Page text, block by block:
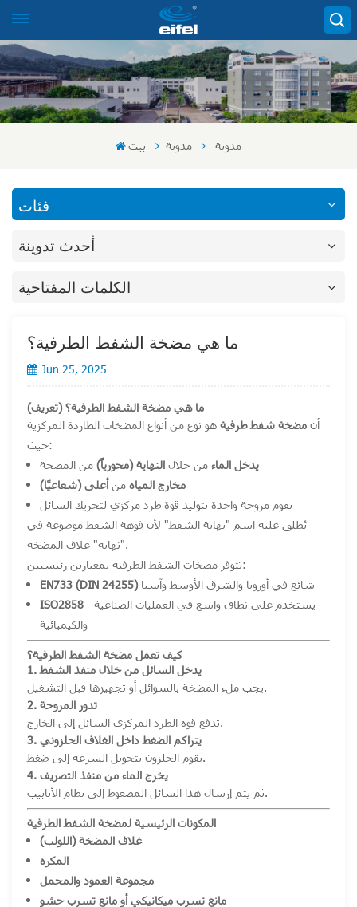
بيت مدونة مدونة
فئات
أحدث تدوينة
الكلمات المفتاحية
ما هي مضخة الشفط الطرفية؟
Jun 25, 2025
ما هي مضخة الشفط الطرفية؟ (تعريف)
أن مضخة شفط طرفيةهو نوع من أنواع المضخات الطاردة المركزية
حيث:
يدخل الماءمن خلال النهاية (محورياً)من المضخة
مخارج المياهمنأعلى (شعاعيًا)
تقوم مروحة واحدة بتوليد قوة طرد مركزي لتحريك السائل
يُطلق عليه اسم "نهاية الشفط"لأن فوهة الشفط موضوعة في
"نهاية" غلاف المضخة.
تتوفر مضخات الشفط الطرفية بمعيارين رئيسيين:
EN733 (DIN 24255) شائع في أوروبا والشرق الأوسط وآسيا
ISO2858 - يستخدم على نطاق واسع في العمليات الصناعية
والكيميائية
كيف تعمل مضخة الشفط الطرفية؟
1. يدخل السائل من خلال منفذ الشفط
يجب ملء المضخة بالسوائل أو تجهيزها قبل التشغيل.
2. تدور المروحة
تدفع قوة الطرد المركزي السائل إلى الخارج.
3. يتراكم الضغط داخل الغلاف الحلزوني
يقوم الحلزون بتحويل السرعة إلى ضغط.
4. يخرج الماء من منفذ التصريف
ثم يتم إرسال هذا السائل المضغوط إلى نظام الأنابيب.
المكونات الرئيسية لمضخة الشفط الطرفية
غلاف المضخة (اللولب)
المكره
مجموعة العمود والمحمل
مانع تسرب ميكانيكي أو مانع تسرب حشو